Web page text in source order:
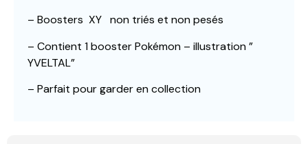
– Boosters XY non triés et non pesés
– Contient 1 booster Pokémon – illustration ”
YVELTAL”
– Parfait pour garder en collection